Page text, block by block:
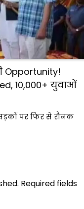
Opportunity!
10,000+ युवाओं
पर फिर से रौनक
Required fields